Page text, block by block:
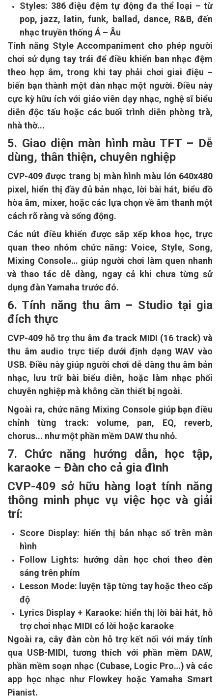
Styles: 386 điệu đệm tự động đa thể loại – từ
pop, jazz, latin, funk, ballad, dance, R&B, đến
nhạc truyền thống Á – Âu
Tính năng Style Accompaniment cho phép người
chơi sử dụng tay trái để điều khiển ban nhạc đệm
theo hợp âm, trong khi tay phải chơi giai điệu –
biến bạn thành một dàn nhạc một người. Điều này
cực kỳ hữu ích với giáo viên dạy nhạc, nghệ sĩ biểu
diễn độc tấu hoặc các buổi trình diễn phòng trà,
nhà thờ...
5. Giao diện màn hình màu TFT – Dễ
dùng, thân thiện, chuyên nghiệp
CVP-409 được trang bị màn hình màu lớn 640x480
pixel, hiển thị đầy đủ bản nhạc, lời bài hát, biểu đồ
hòa âm, mixer, hoặc các lựa chọn về âm thanh một
cách rõ ràng và sống động.
Các nút điều khiển được sắp xếp khoa học, trực
quan theo nhóm chức năng: Voice, Style, Song,
Mixing Console… giúp người chơi làm quen nhanh
và thao tác dễ dàng, ngay cả khi chưa từng sử
dụng đàn Yamaha trước đó.
6. Tính năng thu âm – Studio tại gia
đích thực
CVP-409 hỗ trợ thu âm đa track MIDI (16 track) và
thu âm audio trực tiếp dưới định dạng WAV vào
USB. Điều này giúp người chơi dễ dàng thu âm bản
nhạc, lưu trữ bài biểu diễn, hoặc làm nhạc phối
chuyên nghiệp mà không cần thiết bị ngoài.
Ngoài ra, chức năng Mixing Console giúp bạn điều
chỉnh từng track: volume, pan, EQ, reverb,
chorus... như một phần mềm DAW thu nhỏ.
7. Chức năng hướng dẫn, học tập,
karaoke – Đàn cho cả gia đình
CVP-409 sở hữu hàng loạt tính năng
thông minh phục vụ việc học và giải
trí:
Score Display: hiển thị bản nhạc số trên màn
hình
Follow Lights: hướng dẫn học chơi theo đèn
sáng trên phím
Lesson Mode: luyện tập từng tay hoặc theo cấp
độ
Lyrics Display + Karaoke: hiển thị lời bài hát, hỗ
trợ chơi nhạc MIDI có lời hoặc karaoke
Ngoài ra, cây đàn còn hỗ trợ kết nối với máy tính
qua USB-MIDI, tương thích với phần mềm DAW,
phần mềm soạn nhạc (Cubase, Logic Pro…) và các
app học nhạc như Flowkey hoặc Yamaha Smart
Pianist.